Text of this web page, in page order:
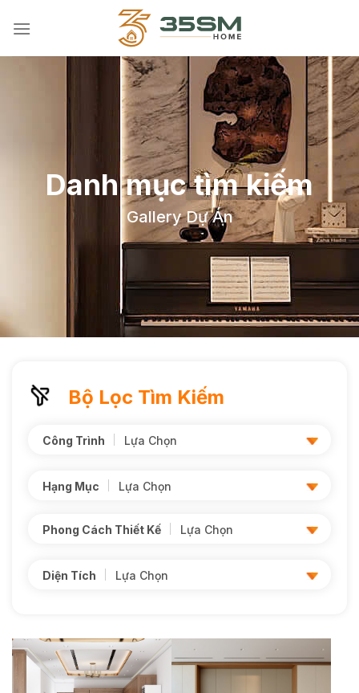
Danh mục tìm kiếm
Gallery Dự Án
Bộ Lọc Tìm Kiếm
Công Trình Lựa Chọn
Hạng Mục Lựa Chọn
Phong Cách Thiết Kế Lựa Chọn
Diện Tích Lựa Chọn